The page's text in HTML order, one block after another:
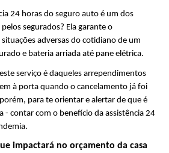
24 horas do seguro auto é um dos
segurados? Ela garante o
adversas do cotidiano de um
e bateria arriada até pane elétrica.
serviço é daqueles arrependimentos
à porta quando o cancelamento já foi
para te orientar e alertar de que é
- contar com o benefício da assistência 24
impactará no orçamento da casa